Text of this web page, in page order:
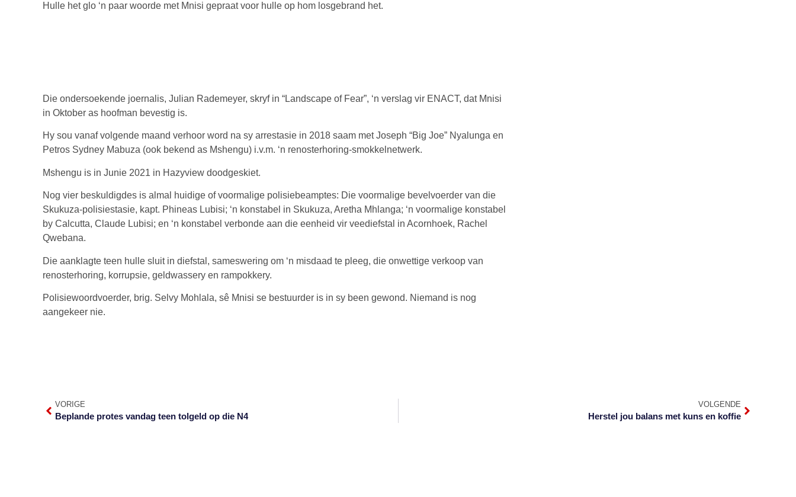
Hulle het glo ‘n paar woorde met Mnisi gepraat voor hulle op hom losgebrand het.
Die ondersoekende joernalis, Julian Rademeyer, skryf in “Landscape of Fear”, ‘n verslag vir ENACT, dat Mnisi
in Oktober as hoofman bevestig is.
Hy sou vanaf volgende maand verhoor word na sy arrestasie in 2018 saam met Joseph “Big Joe” Nyalunga en
Petros Sydney Mabuza (ook bekend as Mshengu) i.v.m. ‘n renosterhoring-smokkelnetwerk.
Mshengu is in Junie 2021 in Hazyview doodgeskiet.
Nog vier beskuldigdes is almal huidige of voormalige polisiebeamptes: Die voormalige bevelvoerder van die
Skukuza-polisiestasie, kapt. Phineas Lubisi; ‘n konstabel in Skukuza, Aretha Mhlanga; ‘n voormalige konstabel
by Calcutta, Claude Lubisi; en ‘n konstabel verbonde aan die eenheid vir veediefstal in Acornhoek, Rachel
Qwebana.
Die aanklagte teen hulle sluit in diefstal, sameswering om ‘n misdaad te pleeg, die onwettige verkoop van
renosterhoring, korrupsie, geldwassery en rampokkery.
Polisiewoordvoerder, brig. Selvy Mohlala, sê Mnisi se bestuurder is in sy been gewond. Niemand is nog
aangekeer nie.
VORIGE
Beplande protes vandag teen tolgeld op die N4
VOLGENDE
Herstel jou balans met kuns en koffie